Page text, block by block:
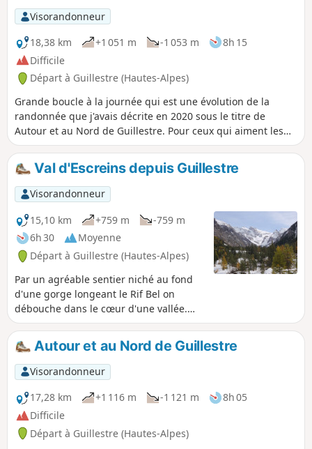
Visorandonneur
18,38 km
+1 051 m -1 053 m
8h 15
Difficile
Départ à Guillestre (Hautes-Alpes)
Grande boucle à la journée qui est une évolution de la
randonnée que j'avais décrite en 2020 sous le titre de
Autour et au Nord de Guillestre. Pour ceux qui aiment les
petits sentiers et qui préfèrent limiter le goudron au
maximum.
Val d'Escreins depuis Guillestre
Visorandonneur
15,10 km
+759 m
-759 m
6h 30
Moyenne
Départ à Guillestre (Hautes-Alpes)
Par un agréable sentier niché au fond
d'une gorge longeant le Rif Bel on
débouche dans le cœur d'une vallée.
Jusqu'en 1880 ce sentier était le seul
accès direct entre Guillestre et les
hameaux du Val d'Escreins, avant la
création de l'accès routier depuis Vars.
Autour et au Nord de Guillestre
Visorandonneur
17,28 km
+1 116 m -1 121 m
8h 05
Difficile
Départ à Guillestre (Hautes-Alpes)